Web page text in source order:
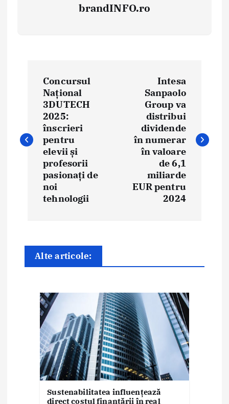
brandINFO.ro
i
g
a
Concursul
Național
3DUTECH
2025:
înscrieri
pentru
elevii și
profesorii
pasionați de
noi
tehnologii
Intesa
Sanpaolo
Group va
distribui
dividende
în numerar
în valoare
de 6,1
miliarde
EUR pentru
2024
Alte articole:
Sustenabilitatea influențează
direct costul finanțării în real